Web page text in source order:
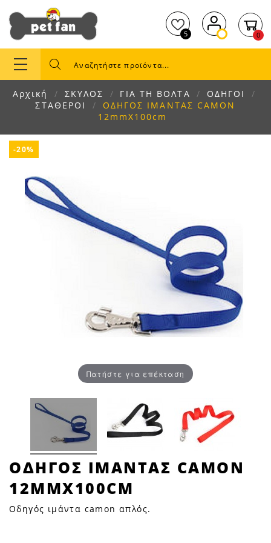
5 0
Αρχική ΣΚΥΛΟΣ ΓΙΑ ΤΗ ΒΟΛΤΑ
ΟΔΗΓΟΙ
ΣΤΑΘΕΡΟΙ
ΟΔΗΓΟΣ ΙΜΑΝΤΑΣ CAMON
12mmX100cm
-20%
Πατήστε για επέκταση
ΟΔΗΓΟΣ
ΙΜΑΝΤΑΣ
CAMON
12mmX100cm
ΟΔΗΓΟΣ ΙΜΑΝΤΑΣ CAMON
12MMX100CM
Οδηγός ιμάντα camon απλός.